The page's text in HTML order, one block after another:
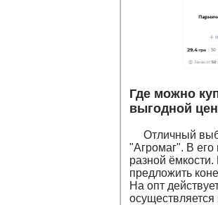
Где можно
выгодной
Отличный
"Агромаг". В
разной
предложить
На опт